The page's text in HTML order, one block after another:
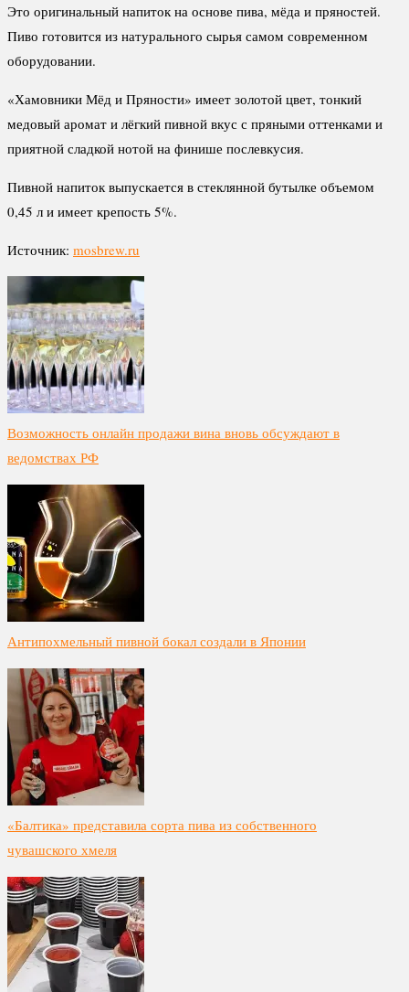
Это оригинальный напиток на основе пива, мёда и пряностей.
Пиво готовится из натурального сырья самом современном
оборудовании.
«Хамовники Мёд и Пряности» имеет золотой цвет, тонкий
медовый аромат и лёгкий пивной вкус с пряными оттенками и
приятной сладкой нотой на финише послевкусия.
Пивной напиток выпускается в стеклянной бутылке объемом
0,45 л и имеет крепость 5%.
Источник: mosbrew.ru
Возможность онлайн продажи вина вновь обсуждают в
ведомствах РФ
Антипохмельный пивной бокал создали в Японии
«Балтика» представила сорта пива из собственного
чувашского хмеля